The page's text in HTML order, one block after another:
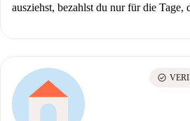
ausziehst, bezahlst du nur für die Tage,
check_circle